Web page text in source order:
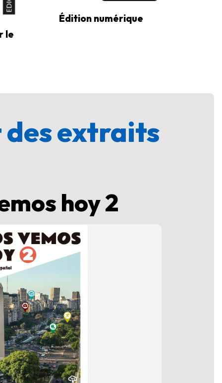
le
Édition numérique
des extraits
hoy 2